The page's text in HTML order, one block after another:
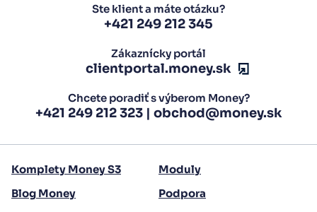
Ste klient a máte otázku?
+421 249 212 345
Zákaznícky portál
clientportal.money.sk
Chcete poradiť s výberom Money?
+421 249 212 323| obchod@money.sk
Komplety Money S3
Moduly
Blog Money
Podpora